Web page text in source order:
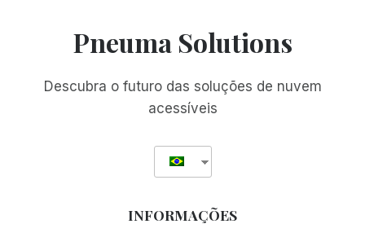
DE
DE
Pneuma Solutions
Descubra o futuro das soluções de nuvem
acessíveis
INFORMAÇÕES